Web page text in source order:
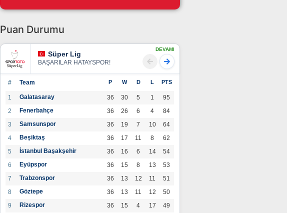
Puan Durumu
Süper Lig
BAŞARILAR HATAYSPOR!
DEVAMI
# Team P W D L PTS
1 Galatasaray 36 30 5 1
95
2
Fenerbahçe 36 26 6 4
84
3
Samsunspor 36 19 7 10
64
4
Beşiktaş 36 17 11 8
62
5
İstanbul Başakşehir 36 16 6 14
54
6
Eyüpspor 36 15 8 13
53
7
Trabzonspor 36 13 12 11
51
8
Göztepe 36 13 11 12
50
9
Rizespor 36 15 4 17
49